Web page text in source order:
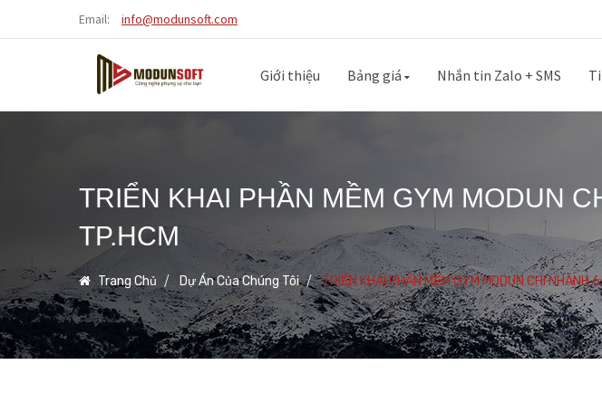
Email: info@modunsoft.com
Giới thiệu Bảng giá Nhắn tin Zalo + SMS
TRIỂN KHAI PHẦN MỀM GYM MODUN
TP.HCM
Trang Chủ Dự Án Của Chúng Tôi TRIỂN KHAI PHẦN MỀM GYM MODUN CHI NHÁNH